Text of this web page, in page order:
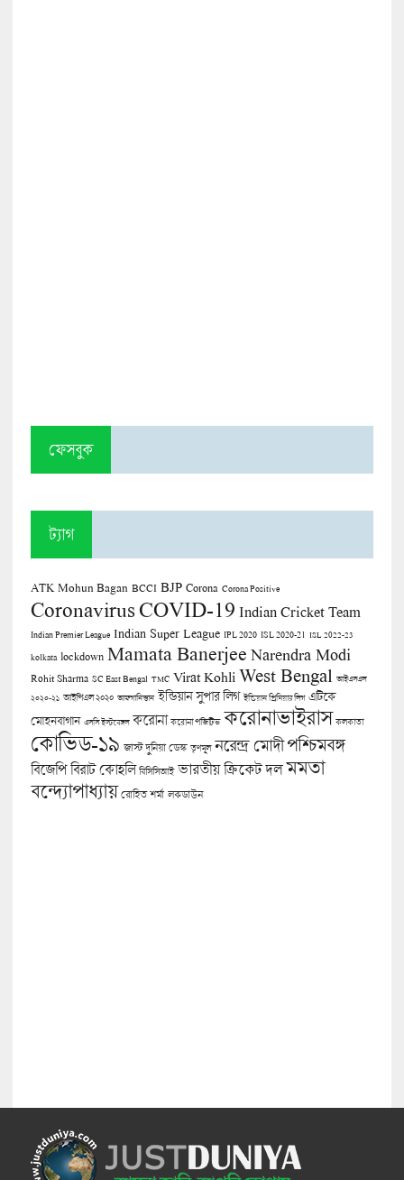
ফেসবুক
ট্যাগ
ATK Mohun Bagan BCCI BJP Corona Corona Positive
CoronavirusCOVID-19 Indian Cricket Team
Indian Premier League Indian Super League IPL 2020 ISL 2020-21 ISL 2022-23
kolkata lockdown Mamata Banerjee Narendra Modi
Rohit Sharma SC East Bengal TMC Virat Kohli West Bengal আইএসএল
২০২০-২১ আইপিএল ২০২০ আফগানিস্তান ইন্ডিয়ান সুপার লিগ ইন্ডিয়ান প্রিমিয়ার লিগ এটিকে
মোহনবাগান এসসি ইস্টবেঙ্গল করোনা করোনা পজিটিভ করোনাভাইরাস কলকাতা
কোভিড-১৯ জাস্ট দুনিয়া ডেস্ক তৃণমূল নরেন্দ্র মোদী পশ্চিমবঙ্গ
বিজেপি বিরাট কোহলি বিসিসিআই ভারতীয় ক্রিকেট দল মমতা
বন্দ্যোপাধ্যায় রোহিত শর্মা লকডাউন